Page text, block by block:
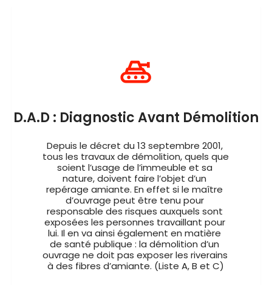
D.A.D : Diagnostic Avant Démolition
Depuis le décret du 13 septembre 2001,
tous les travaux de démolition, quels que
soient l’usage de l’immeuble et sa
nature, doivent faire l’objet d’un
repérage amiante. En effet si le maître
d’ouvrage peut être tenu pour
responsable des risques auxquels sont
exposées les personnes travaillant pour
lui. Il en va ainsi également en matière
de santé publique : la démolition d’un
ouvrage ne doit pas exposer les riverains
à des fibres d’amiante. (Liste A, B et C)